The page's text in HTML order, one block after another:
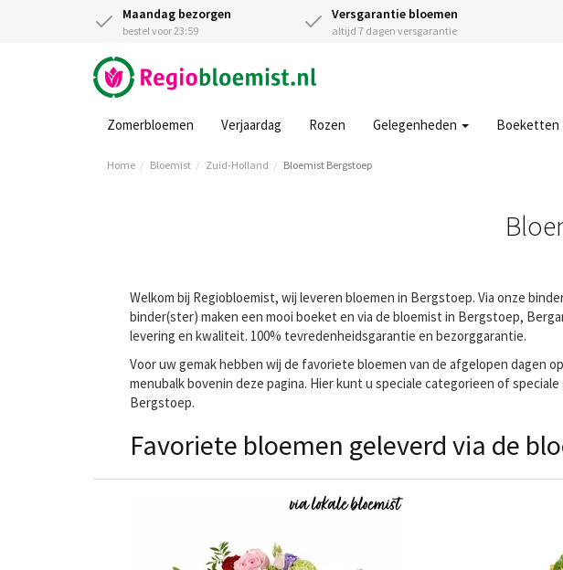
Maandag bezorgen
bestel voor 23:59
Versgarantie bloemen
altijd 7 dagen versgarantie
Zomerbloemen Verjaardag Rozen Gelegenheden Boeketten
Home Bloemist Zuid-Holland Bloemist Bergstoep
Welkom bij Regiobloemist, wij leveren bloemen in Bergstoep. Via onze
binder(ster) maken een mooi boeket en via de bloemist in Bergstoep,
levering en kwaliteit. 100% tevredenheidsgarantie en bezorggarantie.
Voor uw gemak hebben wij de favoriete bloemen van de afgelopen dagen
menubalk bovenin deze pagina. Hier kunt u speciale categorieen of
Bergstoep.
Favoriete bloemen geleverd via de